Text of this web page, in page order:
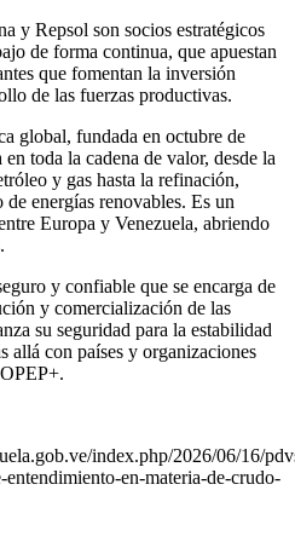
y Repsol son socios estratégicos
de forma continua, que apuestan
que fomentan la inversión
de las fuerzas productivas.
global, fundada en octubre de
toda la cadena de valor, desde la
y gas hasta la refinación,
energías renovables. Es un
Europa y Venezuela, abriendo
y confiable que se encarga de
y comercialización de las
su seguridad para la estabilidad
allá con países y organizaciones
index.php/2026/06/16/
en-materia-de-crudo-